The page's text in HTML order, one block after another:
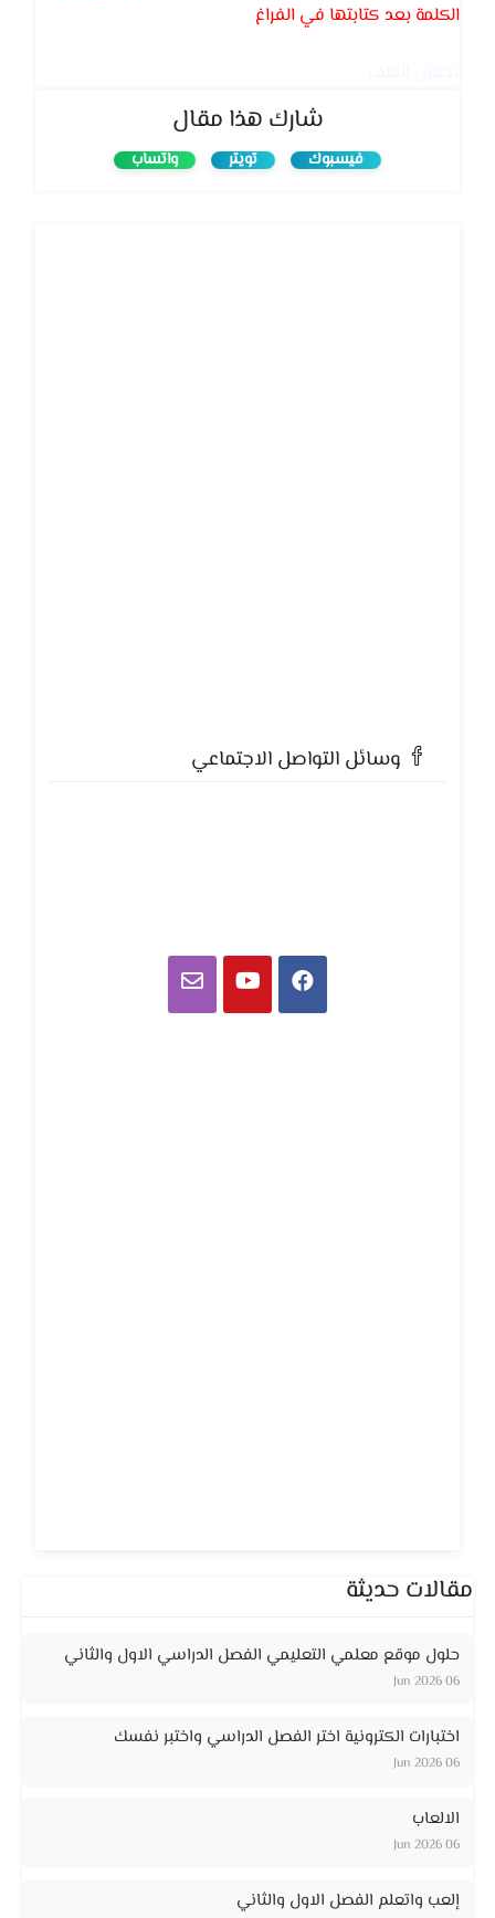
الكلمة بعد كتابتها في الفراغ
شارك هذا مقال
فيسبوك تويتر واتساب
وسائل التواصل الاجتماعي
مقالات حديثة
حلول موقع معلمي التعليمي الفصل الدراسي الاول والثاني
06 Jun 2026
اختبارات الكترونية اختر الفصل الدراسي واختبر نفسك
06 Jun 2026
الالعاب
06 Jun 2026
إلعب واتعلم الفصل الاول والثاني